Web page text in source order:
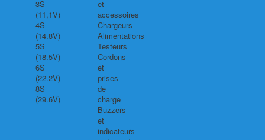
3S
(11,1V)
4S
(14.8V)
5S
(18.5V)
6S
(22.2V)
8S
(29.6V)
et
accessoires
Chargeurs
Alimentations
Testeurs
Cordons
et
prises
de
charge
Buzzers
et
indicateurs